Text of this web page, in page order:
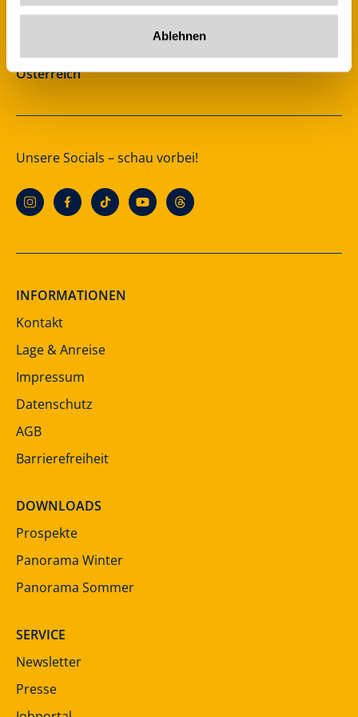
Ablehnen
A-6280 Zell am Ziller
Österreich
Unsere Socials – schau vorbei!
INFORMATIONEN
Kontakt
Lage & Anreise
Impressum
Datenschutz
AGB
Barrierefreiheit
DOWNLOADS
Prospekte
Panorama Winter
Panorama Sommer
SERVICE
Newsletter
Presse